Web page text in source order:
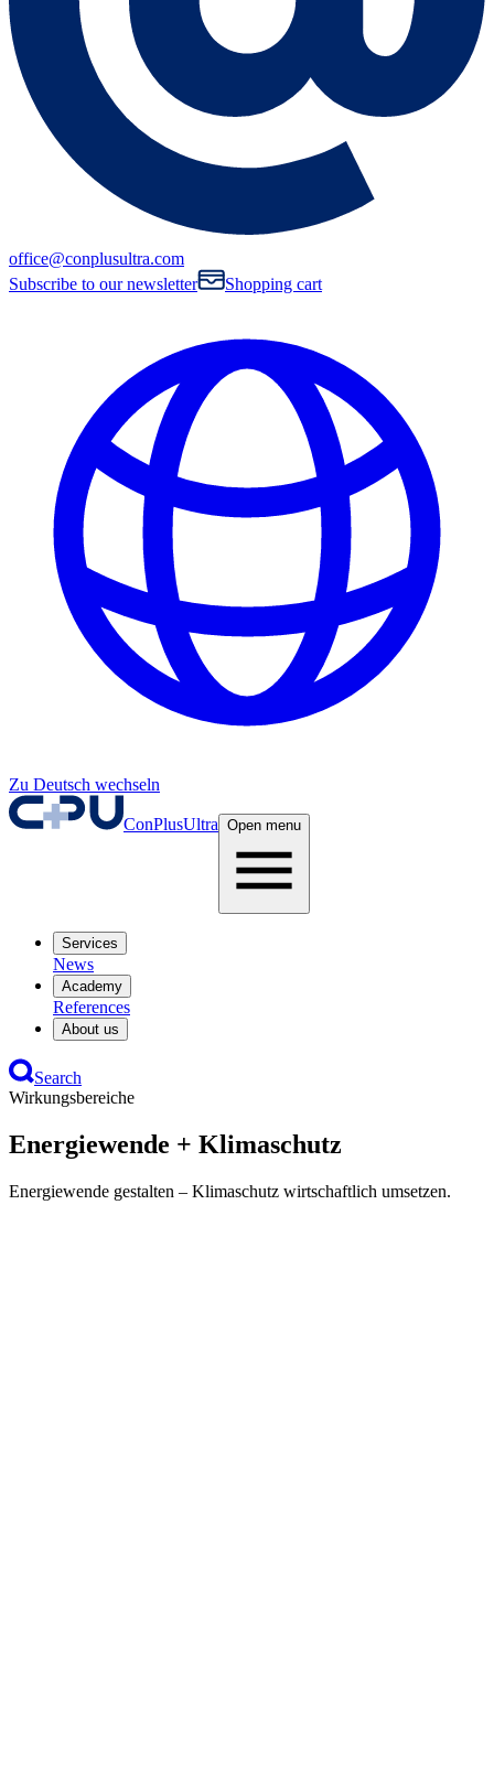
office@conplusultra.com
Subscribe to our newsletter
Shopping cart
Zu Deutsch wechseln
ConPlusUltra Open menu
Services
News
Academy
References
About us
Search
Wirkungsbereiche
Energiewende + Klimaschutz
Energiewende gestalten – Klimaschutz wirtschaftlich umsetzen.